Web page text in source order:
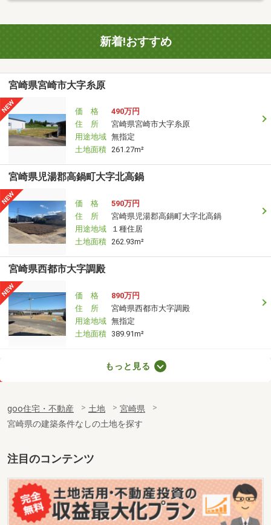
新着!おすすめ
宮崎県宮崎市大字糸原
価 格
490万円
住 所
宮崎県宮崎市大字糸原
用途地域 無指定
土地面積 261.27m²
宮崎県児湯郡高鍋町大字北高鍋
価 格
590万円
住 所
宮崎県児湯郡高鍋町大字北高鍋
用途地域
１種住居
土地面積 262.93m²
宮崎県西都市大字調殿
価 格
890万円
住 所
宮崎県西都市大字調殿
用途地域 無指定
土地面積 389.91m²
宮崎県宮崎市佐土原町上田島
用途地域
１種住居
土地面積 134.93m²
宮崎県宮崎市阿波岐原町火切塚
価 格
1,330万円
住 所
宮崎県宮崎市阿波岐原町火切塚
用途地域 ２種住居
土地面積 186.05m²
もっと見る
goo住宅・不動産 土地
宮崎県
宮崎県の建築条件なしの土地を探す
注目のコンテンツ